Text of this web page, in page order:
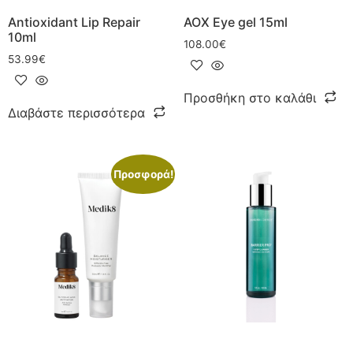
Antioxidant Lip Repair
10ml
53.99€
Διαβάστε περισσότερα
AOX Eye gel 15ml
108.00€
Προσθήκη στο καλάθι
Προσφορά!